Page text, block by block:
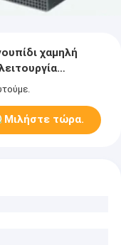
χαμηλή
Μιλήστε τώρα.